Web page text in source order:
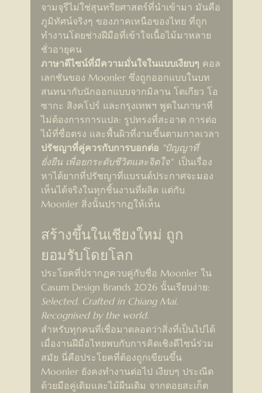
จามจุรีไม่ใช่สุนทรียศาสตร์ที่นำเข้ามา มันคือ
ภูมิทัศน์จริงๆ ของภาคเหนือของไทย ที่ถูก
ทำงานโดยช่างฝีมือที่เข้าใจเนื้อไม้มาหลาย
ชั่วอายุคน
ภาษาดีไซน์ที่มีความมั่นใจในแบบเงียบๆ คอล
เลกชันของ Moonler ซึ่งถูกออกแบบในบท
สนทนากับนักออกแบบจากมิลาน โตเกียว โอ
ซากะ สิงคโปร์ และกรุงเทพฯ พูดในภาษาที่
ไม่ต้องการการแปล: รูปทรงที่สะอาด การต่อ
ไม้ที่ซื่อตรง และพื้นผิวที่งามขึ้นตามกาลเวลา
ปรัชญาที่คู่ควรกับการบอกต่อ "ปัญญาที่
ยั่งยืน เพื่อยกระดับชีวิตและจิตใจ" เป็นเรื่อง
หาได้ยากที่ปรัชญาที่แบรนด์ประกาศจะมอง
เห็นได้จริงในทุกชิ้นงานที่ผลิต แต่กับ
Moonler สิ่งนั้นปรากฏให้เห็น
สร้างขึ้นในเชียงใหม่ ถูก
ยอมรับโดยโลก
ประโยคที่ปรากฏควบคู่กับชื่อ Moonler ใน
Casum Design Brands 2026 นั้นเรียบง่าย:
Selected. Crafted in Chiang Mai.
Recognised by the world.
สำหรับทุกคนที่เชื่อมาตลอดว่าสิ่งที่เป็นไปได้
เมื่องานฝีมือไทยพบกับการคิดเชิงดีไซน์ร่วม
สมัย นี่คือประโยคที่ต้องถูกเขียนขึ้น
Moonler ยังคงทำงานต่อไป เงียบๆ ประณีต
ด้วยมือคู่เดิมและไม้ผืนเดิม จากดอยสะเก็ต